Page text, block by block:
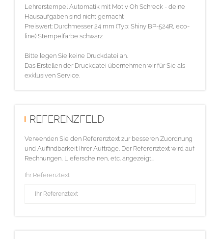
Lehrerstempel Automatik mit Motiv Oh Schreck - deine
Hausaufgaben sind nicht gemacht
Preiswert: Durchmesser 24 mm (Typ: Shiny BP-524R, eco-
line) Stempelfarbe schwarz
Bitte legen Sie keine Druckdatei an.
Das Erstellen der Druckdatei übernehmen wir für Sie als
exklusiven Service.
REFERENZFELD
Verwenden Sie den Referenztext zur besseren Zuordnung
und Auffindbarkeit Ihrer Aufträge. Der Referenztext wird auf
Rechnungen, Lieferscheinen, etc. angezeigt...
Ihr Referenztext